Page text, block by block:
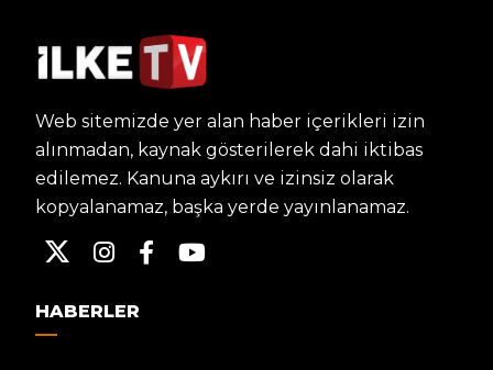
Web sitemizde yer alan haber içerikleri izin
alınmadan, kaynak gösterilerek dahi iktibas
edilemez. Kanuna aykırı ve izinsiz olarak
kopyalanamaz, başka yerde yayınlanamaz.
HABERLER